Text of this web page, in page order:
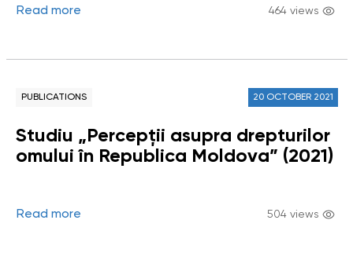
Read more 464 views
PUBLICATIONS 20 OCTOBER 2021
Studiu „Percepții asupra drepturilor
omului în Republica Moldova” (2021)
Read more 504 views